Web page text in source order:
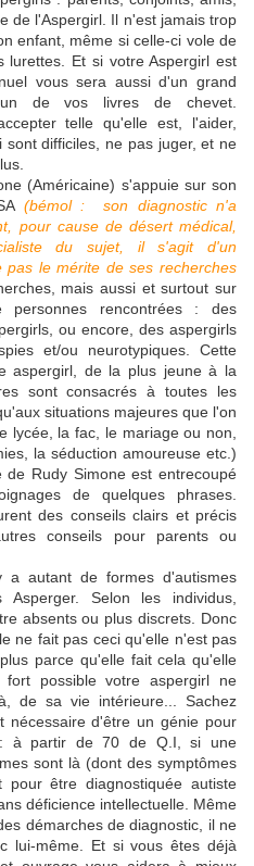
de l'Aspergirl. Il n'est jamais trop
enfant, même si celle-ci vole de
lurettes. Et si votre Aspergirl est
vous sera aussi d'un grand
de vos livres de chevet.
telle qu'elle est, l'aider,
difficiles, ne pas juger, et ne
(Américaine) s'appuie sur son
(bémol : son diagnostic n'a
pour cause de désert médical,
du sujet, il s'agit d'un
pas le mérite de ses recherches
mais aussi et surtout sur
personnes rencontrées : des
ou encore, des aspergirls
et/ou neurotypiques. Cette
aspergirl, de la plus jeune à la
sont consacrés à toutes les
situations majeures que l'on
lycée, la fac, le mariage ou non,
la séduction amoureuse etc.)
Rudy Simone est entrecoupé
de quelques phrases.
des conseils clairs et précis
conseils pour parents ou
autant de formes d'autismes
Selon les individus,
absents ou plus discrets. Donc
ne fait pas ceci qu'elle n'est pas
parce qu'elle fait cela qu'elle
possible votre aspergirl ne
de sa vie intérieure... Sachez
nécessaire d'être un génie pour
: à partir de 70 de Q.I, si une
sont là (dont des symptômes
pour être diagnostiquée autiste
déficience intellectuelle. Même
démarches de diagnostic, il ne
lui-même. Et si vous êtes déjà